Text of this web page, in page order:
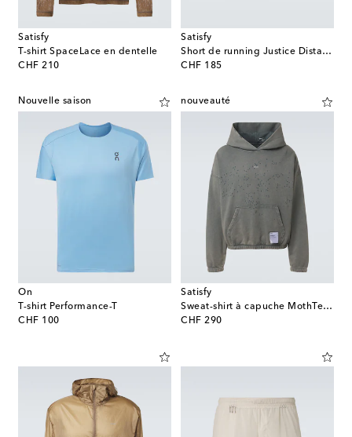
Satisfy
T-shirt SpaceLace en dentelle
CHF 210
original price
Satisfy
Short de running Justice Distance 2.5''
CHF 185
original price
Nouvelle saison
On
T-shirt Performance-T
CHF 100
original price
nouveauté
Satisfy
Sweat-shirt à capuche MothTech™ en coton
CHF 290
original price